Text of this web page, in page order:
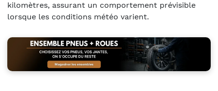
kilomètres, assurant un comportement prévisible
lorsque les conditions météo varient.